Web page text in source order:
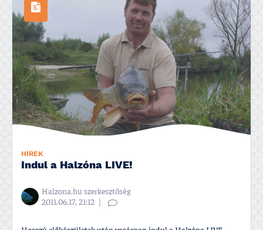
HÍREK
Indul a Halzóna LIVE!
Halzona.hu szerkesztőség
2011.06.17, 21:12